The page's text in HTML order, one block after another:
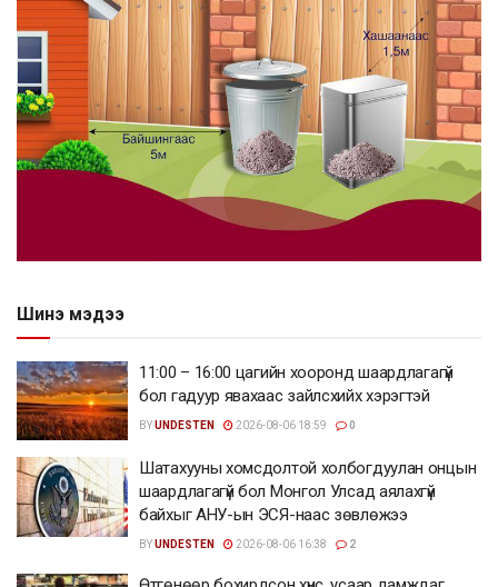
Шинэ мэдээ
11:00 – 16:00 цагийн хооронд шаардлагагүй
бол гадуур явахаас зайлсхийх хэрэгтэй
BYUNDESTEN 2026-08-06 18:59 0
Шатахууны хомсдолтой холбогдуулан онцын
шаардлагагүй бол Монгол Улсад аялахгүй
байхыг АНУ-ын ЭСЯ-наас зөвлөжээ
BYUNDESTEN 2026-08-06 16:38 2